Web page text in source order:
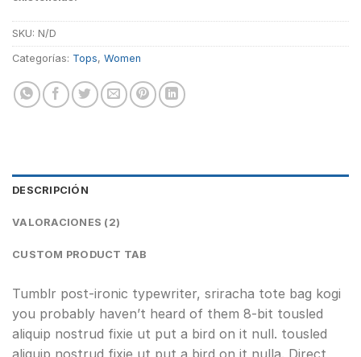
SKU: N/D
Categorías: Tops, Women
DESCRIPCIÓN
VALORACIONES (2)
CUSTOM PRODUCT TAB
Tumblr post-ironic typewriter, sriracha tote bag kogi
you probably haven’t heard of them 8-bit tousled
aliquip nostrud fixie ut put a bird on it null. tousled
aliquip nostrud fixie ut put a bird on it nulla. Direct